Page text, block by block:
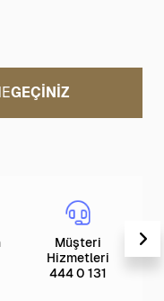
GEÇINIZ
Müşteri
Hizmetleri
444 0 131